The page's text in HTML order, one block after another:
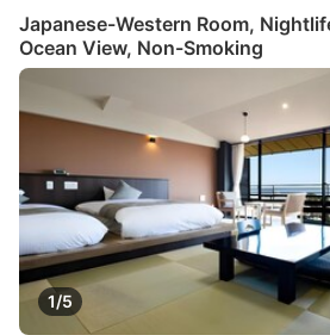
Japanese-Western Room,
Ocean View, Non-Smoking
1/5